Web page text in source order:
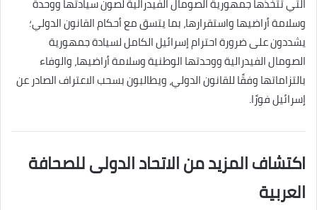
وسلامة أراضيها واستقرارها، بما يتسق مع أحكام القانون الدولي؛
يشددون على ضرورة احترام إسرائيل الكامل لسيادة جمهورية
الصومال الفيدرالية ووحدتها الوطنية وسلامة أراضيها، والوفاء
بالتزاماتها وفقًا للقانون الدولي، ويطالبون بسحب الاعتراف الصادر عن
إسرائيل فورًا. ‎
اكتشاف المزيد من الاتحاد الدولى للصحافة
العربية